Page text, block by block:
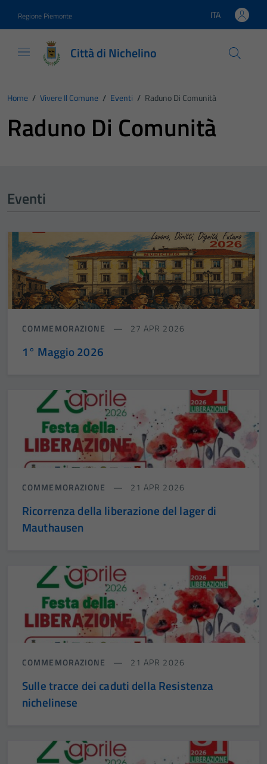
Regione Piemonte Lingua attiva:
ITA
Città di Nichelino
Home / Vivere Il Comune / Eventi / Raduno Di Comunità
Raduno Di Comunità
Eventi
COMMEMORAZIONE 27 APR 2026
1° Maggio 2026
COMMEMORAZIONE 21 APR 2026
Ricorrenza della liberazione del lager di
Mauthausen
COMMEMORAZIONE 21 APR 2026
Sulle tracce dei caduti della Resistenza
nichelinese